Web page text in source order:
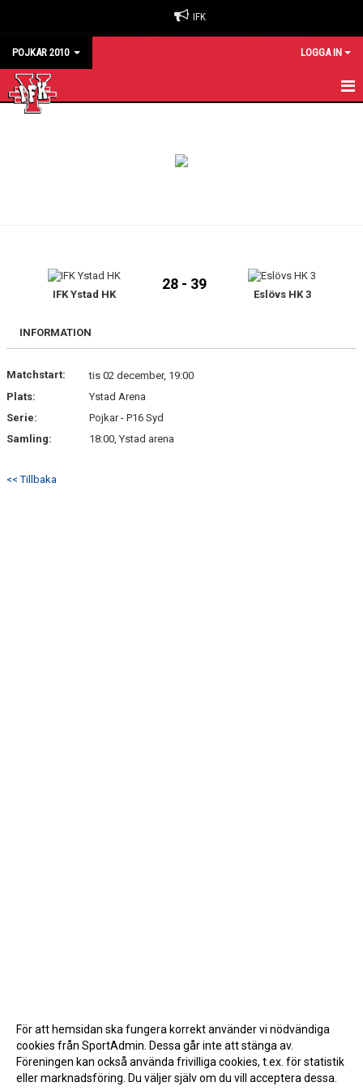
IFK
POJKAR 2010 LOGGA IN
IFK Ystad HK
28 - 39
Eslövs HK 3
INFORMATION
Matchstart:
tis 02 december, 19:00
Plats:
Ystad Arena
Serie:
Pojkar - P16 Syd
Samling:
18:00, Ystad arena
<< Tillbaka
För att hemsidan ska fungera korrekt använder vi nödvändiga
cookies från SportAdmin. Dessa går inte att stänga av.
Föreningen kan också använda frivilliga cookies, t.ex. för statistik
eller marknadsföring. Du väljer själv om du vill acceptera dessa.